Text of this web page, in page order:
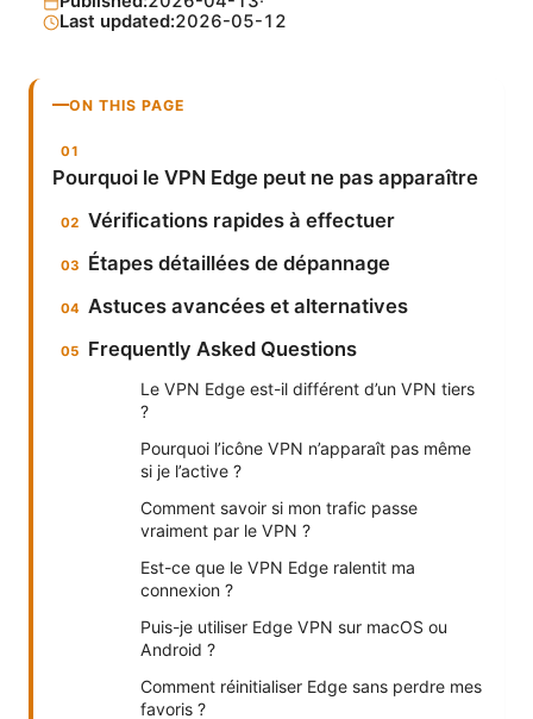
Last updated:2026-05-12
ON THIS PAGE
Pourquoi le VPN Edge peut ne pas apparaître
Vérifications rapides à effectuer
Étapes détaillées de dépannage
Astuces avancées et alternatives
Frequently Asked Questions
Le VPN Edge est-il différent d’un VPN tiers
?
Pourquoi l’icône VPN n’apparaît pas même
si je l’active ?
Comment savoir si mon trafic passe
vraiment par le VPN ?
Est-ce que le VPN Edge ralentit ma
connexion ?
Puis-je utiliser Edge VPN sur macOS ou
Android ?
Comment réinitialiser Edge sans perdre mes
favoris ?